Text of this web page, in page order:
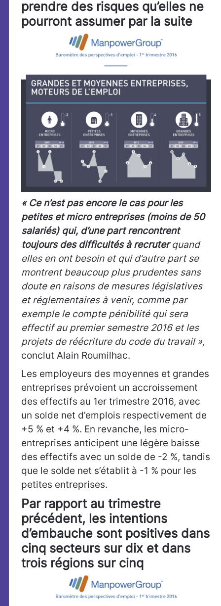
prendre des risques qu’elles ne
pourront assumer par la suite
« Ce n’est pas encore le cas pour les
petites et micro entreprises (moins de 50
salariés) qui, d’une part rencontrent
toujours des difficultés à recruterquand
elles en ont besoin et qui d’autre part se
montrent beaucoup plus prudentes sans
doute en raisons de mesures législatives
et réglementaires à venir, comme par
exemple le compte pénibilité qui sera
effectif au premier semestre 2016 et les
projets de réécriture du code du travail »,
conclut Alain Roumilhac.
Les employeurs des moyennes et grandes
entreprises prévoient un accroissement
des effectifs au 1er trimestre 2016, avec
un solde net d’emplois respectivement de
+5 % et +4 %. En revanche, les micro-
entreprises anticipent une légère baisse
des effectifs avec un solde de -2 %, tandis
que le solde net s’établit à -1 % pour les
petites entreprises.
Par rapport au trimestre
précédent, les intentions
d’embauche sont positives dans
cinq secteurs sur dix et dans
trois régions sur cinq